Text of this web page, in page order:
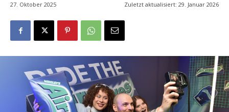
27. Oktober 2025 Zuletzt aktualisiert: 29. Januar 2026